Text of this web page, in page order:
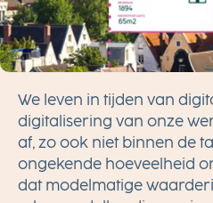
We leven in tijden van
digitalisering van onze
af, zo ook niet binnen de
ongekende hoeveelheid
dat modelmatige